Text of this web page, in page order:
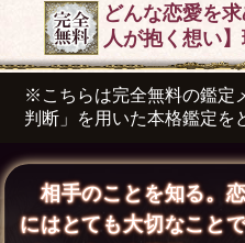
どんな恋愛を
人が抱く想い
※こちらは完全無料の鑑定
判断」を用いた本格鑑定
相手のことを知る。
にはとても大切なこと